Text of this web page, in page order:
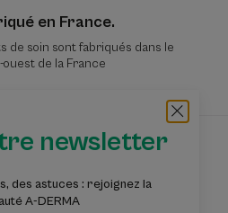
newsletter
des astuces : rejoignez la
A-DERMA
en France.
de soin sont fabriqués dans le
ouest de la France
conseils, des astuces : rejoignez